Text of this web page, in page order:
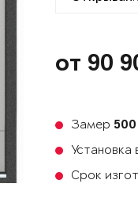
от 90
Замер
Установка
Срок